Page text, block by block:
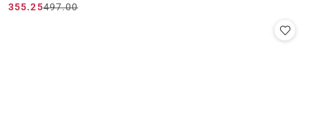
Cena
355.25
Cena
497.00